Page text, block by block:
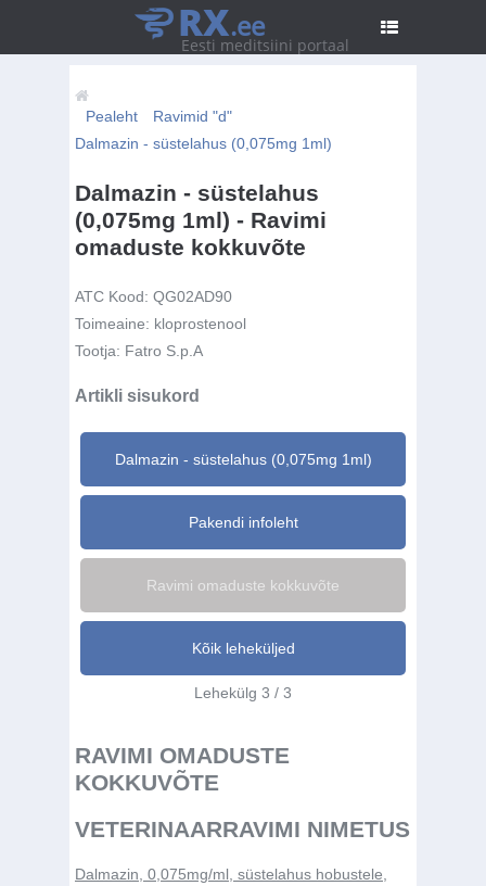
RX.ee
Eesti meditsiini portaal
Pealeht
Ravimid "d"
Dalmazin - süstelahus (0,075mg 1ml)
Dalmazin - süstelahus
(0,075mg 1ml) - Ravimi
omaduste kokkuvõte
ATC Kood: QG02AD90
Toimeaine: kloprostenool
Tootja: Fatro S.p.A
Artikli sisukord
Dalmazin - süstelahus (0,075mg 1ml)
Pakendi infoleht
Ravimi omaduste kokkuvõte
Kõik leheküljed
Lehekülg 3 / 3
RAVIMI OMADUSTE
KOKKUVÕTE
VETERINAARRAVIMI NIMETUS
Dalmazin, 0,075mg/ml, süstelahus hobustele,